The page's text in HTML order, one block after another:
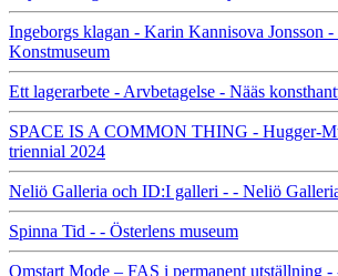
Ingeborgs klagan - Karin Kannisova Jonsson -
Konstmuseum
Ett lagerarbete - Arvbetagelse - Nääs
SPACE IS A COMMON THING - Hugger-
triennial 2024
Neliö Galleria och ID:I galleri - - Neliö
Spinna Tid - - Österlens museum
Omstart Mode – FAS i permanent utställning -